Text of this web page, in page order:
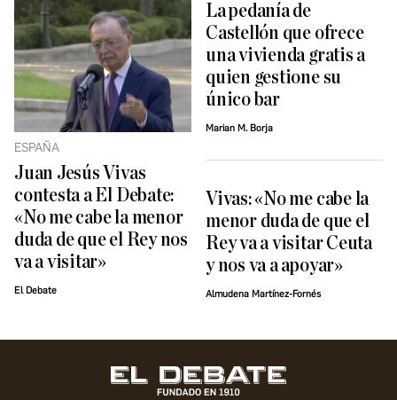
ESPAÑA
Juan Jesús Vivas
contesta a El Debate:
«No me cabe la menor
duda de que el Rey nos
va a visitar»
El Debate
La pedanía de
Castellón que ofrece
una vivienda gratis a
quien gestione su
único bar
Marian M. Borja
Vivas: «No me cabe la
menor duda de que el
Rey va a visitar Ceuta
y nos va a apoyar»
Almudena Martínez-Fornés